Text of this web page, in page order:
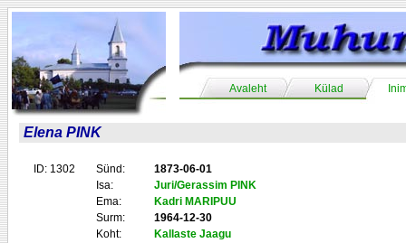
Avaleht Külad
Elena PINK
ID: 1302 Sünd:
1873-06-01
Isa:
Juri/Gerassim PINK
Ema:
Kadri MARIPUU
Surm:
1964-12-30
Koht:
Kallaste Jaagu